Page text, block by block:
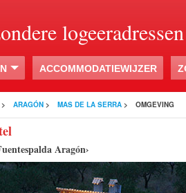
logeeradressen
ACCOMMODATIEWIJZER
> ARAGÓN > MAS DE LA SERRA > OMGEVING
Aragón›